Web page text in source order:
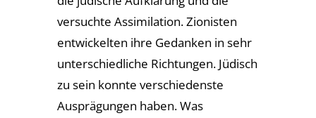
versuchte Assimilation. Zionisten
entwickelten ihre Gedanken in sehr
unterschiedliche Richtungen. Jüdisch
zu sein konnte verschiedenste
Ausprägungen haben. Was